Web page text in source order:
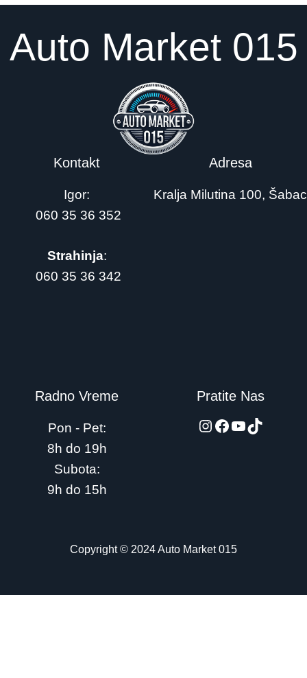
Kontakt
Igor:
060 35 36 352
Strahinja:
060 35 36 342
Adresa
Kralja Milutina 100, Šabac
Auto Market 015
Radno Vreme
Pon - Pet:
8h do 19h
Subota:
9h do 15h
Pratite Nas
automarket015
Facebook
YouTube
TikTok
Copyright © 2024 Auto Market 015